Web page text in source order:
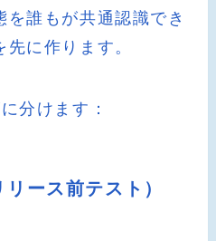
を誰もが共通認識でき
に作ります。
分けます：
ース前テスト）